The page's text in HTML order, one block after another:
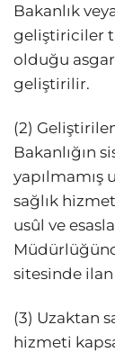
Bakanlık
geliştiriciler
olduğu
geliştirilir.
(2)
Bakanlığın
yapılmamış
sağlık
usûl ve
sitesinde
(3) Uzaktan
hizmeti